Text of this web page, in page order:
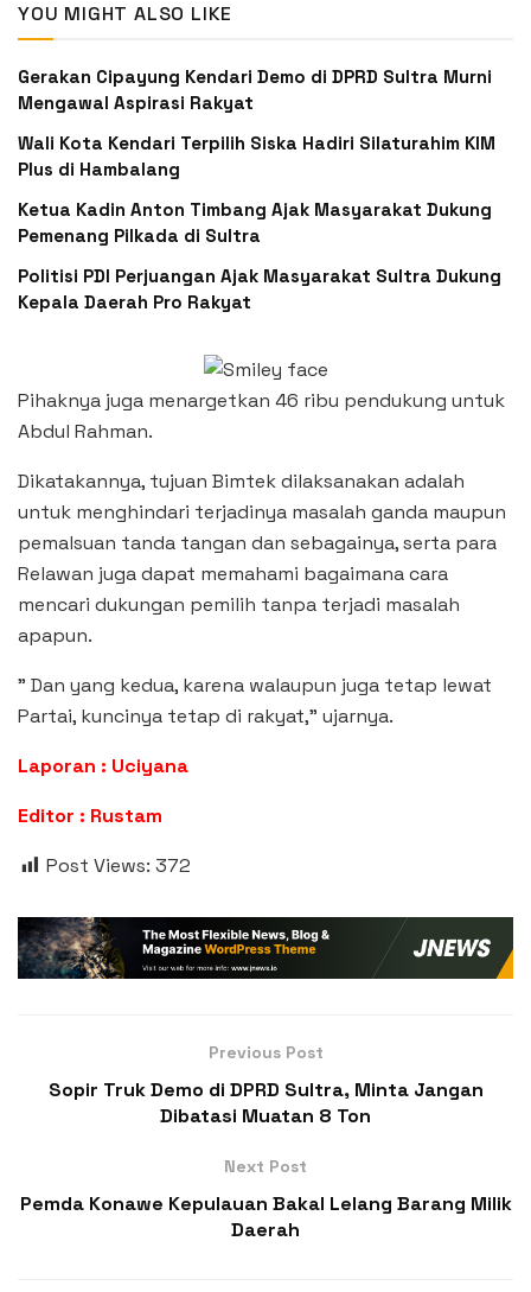
YOU MIGHT ALSO LIKE
Gerakan Cipayung Kendari Demo di DPRD Sultra Murni
Mengawal Aspirasi Rakyat
Wali Kota Kendari Terpilih Siska Hadiri Silaturahim KIM
Plus di Hambalang
Ketua Kadin Anton Timbang Ajak Masyarakat Dukung
Pemenang Pilkada di Sultra
Politisi PDI Perjuangan Ajak Masyarakat Sultra Dukung
Kepala Daerah Pro Rakyat
Pihaknya juga menargetkan 46 ribu pendukung untuk
Abdul Rahman.
Dikatakannya, tujuan Bimtek dilaksanakan adalah
untuk menghindari terjadinya masalah ganda maupun
pemalsuan tanda tangan dan sebagainya, serta para
Relawan juga dapat memahami bagaimana cara
mencari dukungan pemilih tanpa terjadi masalah
apapun.
” Dan yang kedua, karena walaupun juga tetap lewat
Partai, kuncinya tetap di rakyat,” ujarnya.
Laporan : Uciyana
Editor : Rustam
Post Views: 372
Previous Post
Sopir Truk Demo di DPRD Sultra, Minta Jangan
Dibatasi Muatan 8 Ton
Next Post
Pemda Konawe Kepulauan Bakal Lelang Barang Milik
Daerah